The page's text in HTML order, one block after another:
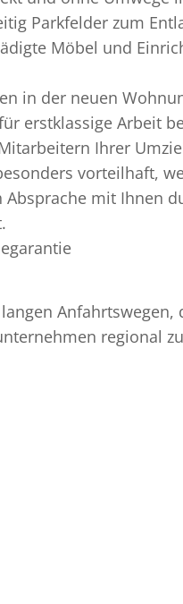
Parkfelder zum
Möbel und
in der neuen
erstklassige Arbeit
Ihrer
vorteilhaft,
mit Ihnen
regional